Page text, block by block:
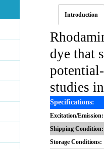
Introduction
dye that
studies
Specifications:
Excitation/Emission:
Shipping Condition:
Storage Conditions: